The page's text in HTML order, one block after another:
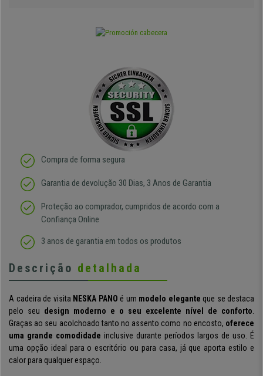
Compra de forma segura
Garantia de devolução 30 Dias, 3 Anos de Garantia
Proteção ao comprador, cumpridos de acordo com a
Confiança Online
3 anos de garantia em todos os produtos
Descrição detalhada
A cadeira de visita NESKA PANO é um modelo elegante que se destaca
pelo seu design moderno e o seu excelente nível de conforto
Graças ao seu acolchoado tanto no assento como no encosto, oferece
uma grande comodidade inclusive durante períodos largos de uso. É
uma opção ideal para o escritório ou para casa, já que aporta estilo e
calor para qualquer espaço.